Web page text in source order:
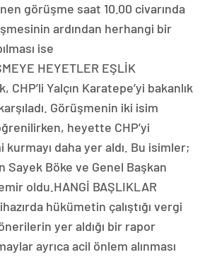
görüşme saat 10.00 civarında
ardından herhangi bir
ise
HEYETLER EŞLİK
Yalçın Karatepe’yi bakanlık
Görüşmenin iki isim
heyette CHP’yi
daha yer aldı. Bu isimler;
Sayek Böke ve Genel Başkan
oldu.HANGİ BAŞLIKLAR
hükümetin çalıştığı vergi
yer aldığı bir rapor
ayrıca acil önlem alınması